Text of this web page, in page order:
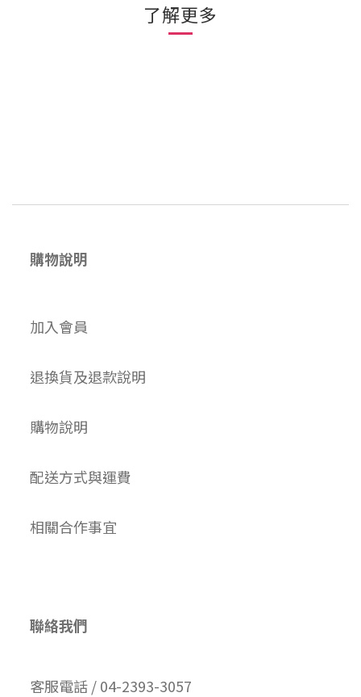
了解更多
購物說明
加入會員
退換貨及退款說明
購物說明
配送方式與運費
相關合作事宜
聯絡我們
客服電話 / 04-2393-3057